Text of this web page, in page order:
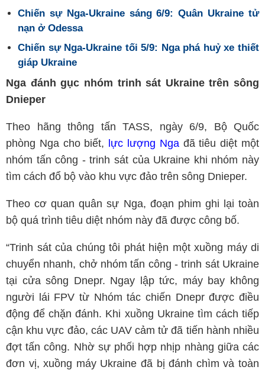
Chiến sự Nga-Ukraine sáng 6/9: Quân Ukraine tử
nạn ở Odessa
Chiến sự Nga-Ukraine tối 5/9: Nga phá huỷ xe thiết
giáp Ukraine
Nga đánh gục nhóm trinh sát Ukraine trên sông
Dnieper
Theo hãng thông tấn TASS, ngày 6/9, Bộ Quốc
phòng Nga cho biết,
lực lượng Ngađã tiêu diệt một
nhóm tấn công - trinh sát của Ukraine khi nhóm này
tìm cách đổ bộ vào khu vực đảo trên sông Dnieper.
Theo cơ quan quân sự Nga, đoạn phim ghi lại toàn
bộ quá trình tiêu diệt nhóm này đã được công bố.
“Trinh sát của chúng tôi phát hiện một xuồng máy di
chuyển nhanh, chở nhóm tấn công - trinh sát Ukraine
tại cửa sông Dnepr. Ngay lập tức, máy bay không
người lái FPV từ Nhóm tác chiến Dnepr được điều
động để chặn đánh. Khi xuồng Ukraine tìm cách tiếp
cận khu vực đảo, các UAV cảm tử đã tiến hành nhiều
đợt tấn công. Nhờ sự phối hợp nhịp nhàng giữa các
đơn vị, xuồng máy Ukraine đã bị đánh chìm và toàn